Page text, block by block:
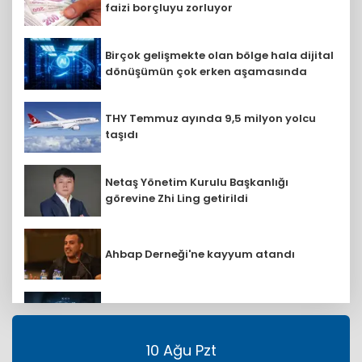
faizi borçluyu zorluyor
Birçok gelişmekte olan bölge hala dijital
dönüşümün çok erken aşamasında
THY Temmuz ayında 9,5 milyon yolcu
taşıdı
Netaş Yönetim Kurulu Başkanlığı
görevine Zhi Ling getirildi
Ahbap Derneği'ne kayyum atandı
10 Ağu Pzt